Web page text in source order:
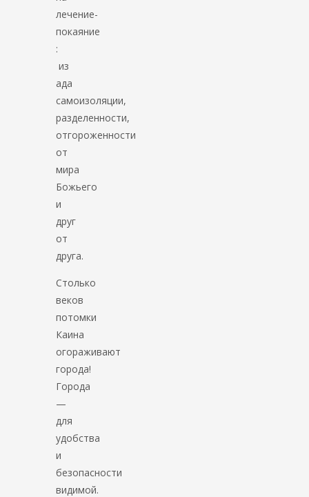
лечение-
покаяние
:
из
ада
самоизоляции,
разделенности,
отгороженности
от
мира
Божьего
и
друг
от
друга.
Столько
веков
потомки
Каина
огораживают
города!
Города
—
для
удобства
и
безопасности
видимой.